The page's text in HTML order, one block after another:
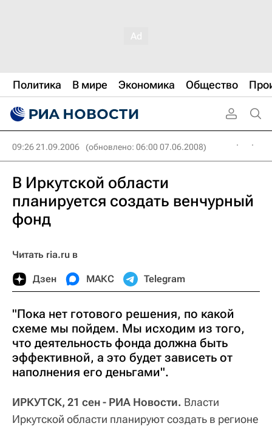
Политика В мире Экономика Общество
09:26 21.09.2006 (обновлено: 06:00 07.06.2008)
В Иркутской области
планируется создать венчурный
фонд
Читать ria.ru в
Дзен МАКС Telegram
"Пока нет готового решения, по какой
схеме мы пойдем. Мы исходим из того,
что деятельность фонда должна быть
эффективной, а это будет зависеть от
наполнения его деньгами".
ИРКУТСК, 21 сен - РИА Новости. Власти
Иркутской области планируют создать в регионе